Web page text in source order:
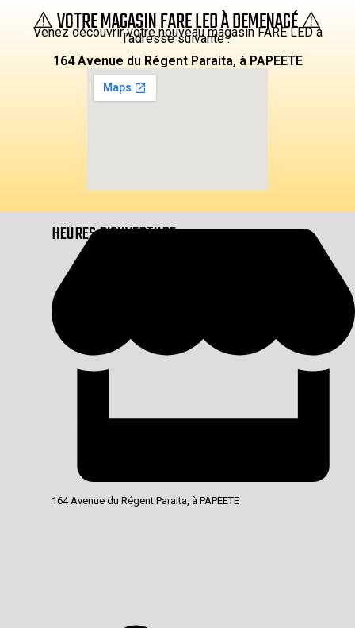
⚠️ VOTRE MAGASIN FARE LED À DEMENAGÉ ⚠️
Venez découvrir votre nouveau magasin FARE LED à
l’adresse suivante :
164 Avenue du Régent Paraita, à PAPEETE
HEURES D'OUVERTURE
164 Avenue du Régent Paraita, à PAPEETE